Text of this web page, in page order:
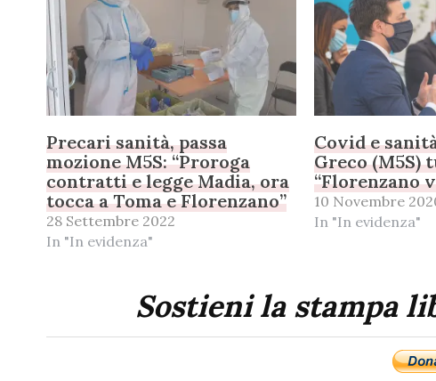
Precari sanità, passa
mozione M5S: “Proroga
contratti e legge Madia, ora
tocca a Toma e Florenzano”
28 Settembre 2022
In "In evidenza"
Covid e
Greco (M5S)
“Florenzano
10 Novembre
In "In evidenza"
Sostieni la stampa